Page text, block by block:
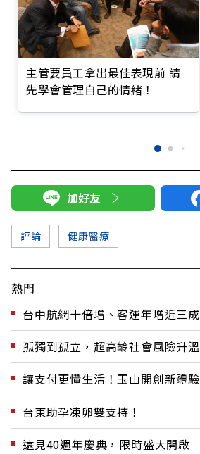
主管要員工拿出最佳表現前 請
先學會管理自己的情緒！
加好友
評論 健康醫療
熱門
台中航網十倍增、客運年增近三成
孤獨到孤立，超高齡社會風險升溫
讓支付更懂生活！玉山開創新體驗
台東助孕凍卵雙支持！
遠見40週年慶典，限時盛大開啟